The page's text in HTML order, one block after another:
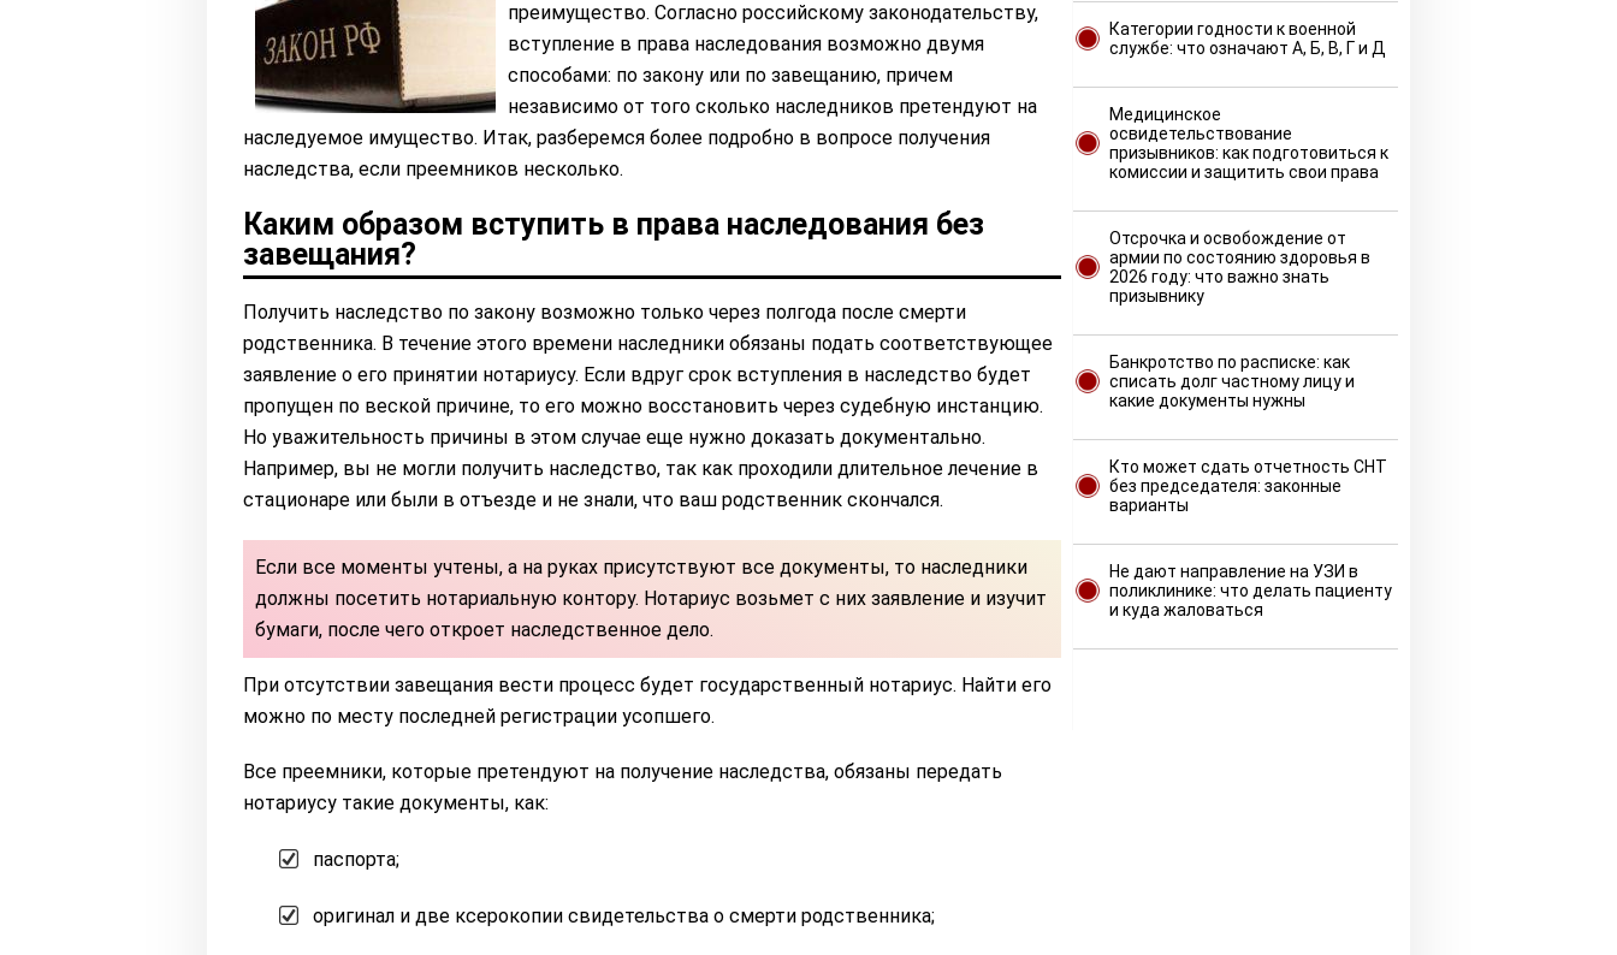
преимущество. Согласно российскому законодательству,
вступление в права наследования возможно двумя
способами: по закону или по завещанию, причем
независимо от того сколько наследников претендуют на
наследуемое имущество. Итак, разберемся более подробно в вопросе получения
наследства, если преемников несколько.
Каким образом вступить в права наследования без
завещания?
Получить наследство по закону возможно только через полгода после смерти
родственника. В течение этого времени наследники обязаны подать соответствующее
заявление о его принятии нотариусу. Если вдруг срок вступления в наследство будет
пропущен по веской причине, то его можно восстановить через судебную инстанцию.
Но уважительность причины в этом случае еще нужно доказать документально.
Например, вы не могли получить наследство, так как проходили длительное лечение в
стационаре или были в отъезде и не знали, что ваш родственник скончался.
Если все моменты учтены, а на руках присутствуют все документы, то наследники
должны посетить нотариальную контору. Нотариус возьмет с них заявление и изучит
бумаги, после чего откроет наследственное дело.
При отсутствии завещания вести процесс будет государственный нотариус. Найти его
можно по месту последней регистрации усопшего.
Все преемники, которые претендуют на получение наследства, обязаны передать
нотариусу такие документы, как:
паспорта;
оригинал и две ксерокопии свидетельства о смерти родственника;
Категории годности к военной
службе: что означают А, Б, В, Г и Д
Медицинское
освидетельствование
призывников: как подготовиться к
комиссии и защитить свои права
Отсрочка и освобождение от
армии по состоянию здоровья в
2026 году: что важно знать
призывнику
Банкротство по расписке: как
списать долг частному лицу и
какие документы нужны
Кто может сдать отчетность СНТ
без председателя: законные
варианты
Не дают направление на УЗИ в
поликлинике: что делать пациенту
и куда жаловаться